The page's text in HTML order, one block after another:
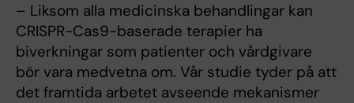
– Liksom alla medicinska behandlingar kan
CRISPR-Cas9-baserade terapier ha
biverkningar som patienter och vårdgivare
bör vara medvetna om. Vår studie tyder på att
det framtida arbetet avseende mekanismer